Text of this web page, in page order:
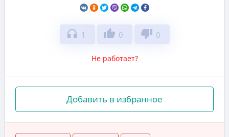
headphones 1 thumb_up 0 thumb_down 0
Не работает?
Добавить в избранное